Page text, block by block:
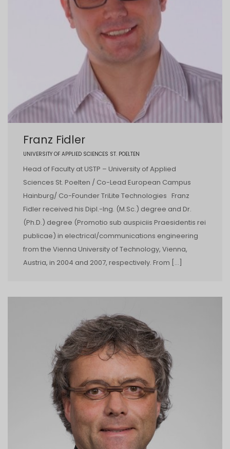
Franz Fidler
UNIVERSITY OF APPLIED SCIENCES ST. POELTEN
Head of Faculty at USTP – University of Applied
Sciences St. Poelten / Co-Lead European Campus
Hainburg/ Co-Founder TriLite Technologies Franz
Fidler received his Dipl.-Ing. (M.Sc.) degree and Dr.
(Ph.D.) degree (Promotio sub auspiciis Praesidentis rei
publicae) in electrical/communications engineering
from the Vienna University of Technology, Vienna,
Austria, in 2004 and 2007, respectively. From […]